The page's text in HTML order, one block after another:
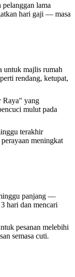
pelanggan lama
hari gaji — masa
untuk majlis rumah
rendang, ketupat,
Raya" yang
mulut pada
terakhir
meningkat
panjang —
hari dan mencari
pesanan melebihi
semasa cuti.